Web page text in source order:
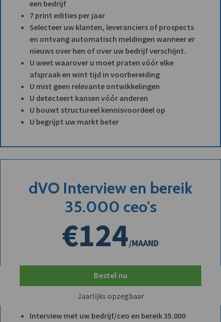
een bedrijf
7 print edities per jaar
Selecteer uw klanten, leveranciers of prospects
en ontvang automatisch meldingen wanneer er
nieuws over hen of over uw bedrijf verschijnt.
U weet waarover u moet praten vóór elke
afspraak en wint tijd in voorbereiding
U mist geen relevante ontwikkelingen
U detecteert kansen vóór anderen
U bouwt structureel kennisvoordeel op
U begrijpt uw markt beter
dVO Interview en bereik
35.000 ceo's
€124/MAAND
Bestel nu
Jaarlijks opzegbaar
Interview met uw bedrijf/ceo en bereik 35.000